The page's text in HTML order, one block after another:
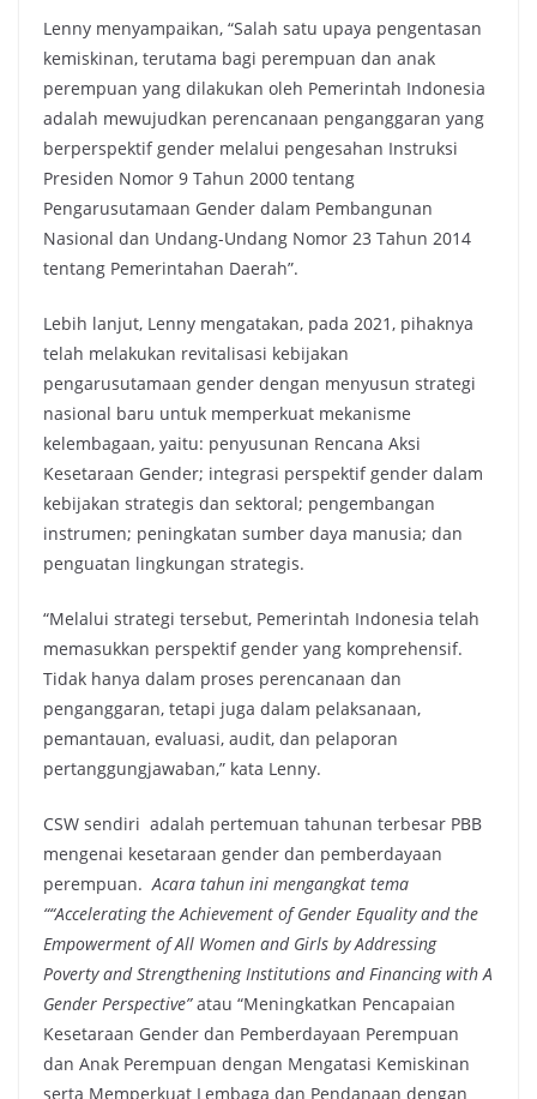
Lenny menyampaikan, “Salah satu upaya pengentasan
kemiskinan, terutama bagi perempuan dan anak
perempuan yang dilakukan oleh Pemerintah Indonesia
adalah mewujudkan perencanaan penganggaran yang
berperspektif gender melalui pengesahan Instruksi
Presiden Nomor 9 Tahun 2000 tentang
Pengarusutamaan Gender dalam Pembangunan
Nasional dan Undang-Undang Nomor 23 Tahun 2014
tentang Pemerintahan Daerah”.
Lebih lanjut, Lenny mengatakan, pada 2021, pihaknya
telah melakukan revitalisasi kebijakan
pengarusutamaan gender dengan menyusun strategi
nasional baru untuk memperkuat mekanisme
kelembagaan, yaitu: penyusunan Rencana Aksi
Kesetaraan Gender; integrasi perspektif gender dalam
kebijakan strategis dan sektoral; pengembangan
instrumen; peningkatan sumber daya manusia; dan
penguatan lingkungan strategis.
“Melalui strategi tersebut, Pemerintah Indonesia telah
memasukkan perspektif gender yang komprehensif.
Tidak hanya dalam proses perencanaan dan
penganggaran, tetapi juga dalam pelaksanaan,
pemantauan, evaluasi, audit, dan pelaporan
pertanggungjawaban,” kata Lenny.
CSW sendiri adalah pertemuan tahunan terbesar PBB
mengenai kesetaraan gender dan pemberdayaan
perempuan.Acara tahun ini mengangkat tema
““Accelerating the Achievement of Gender Equality and the
Empowerment of All Women and Girls by Addressing
Poverty and Strengthening Institutions and Financing with A
Gender Perspective”atau “Meningkatkan Pencapaian
Kesetaraan Gender dan Pemberdayaan Perempuan
dan Anak Perempuan dengan Mengatasi Kemiskinan
serta Memperkuat Lembaga dan Pendanaan dengan